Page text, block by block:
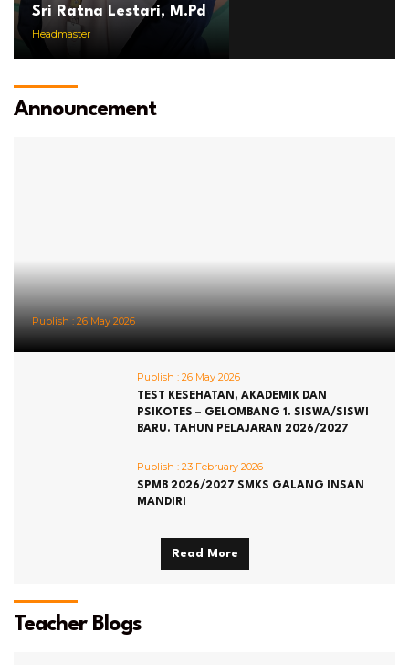
Sri Ratna Lestari, M.Pd
Headmaster
Announcement
Publish : 26 May 2026
Publish : 26 May 2026
TEST KESEHATAN, AKADEMIK DAN
PSIKOTES – GELOMBANG 1. SISWA/SISWI
BARU. TAHUN PELAJARAN 2026/2027
Publish : 23 February 2026
SPMB 2026/2027 SMKS GALANG INSAN
MANDIRI
Read More
Teacher Blogs